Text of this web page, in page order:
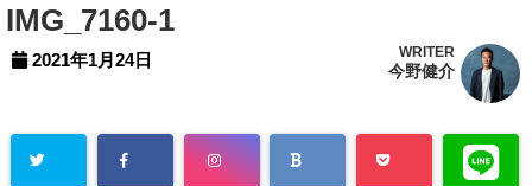
IMG_7160-1
2021年1月24日 WRITER
今野健介